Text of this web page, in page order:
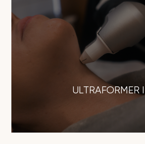
ULTRAFORMER III